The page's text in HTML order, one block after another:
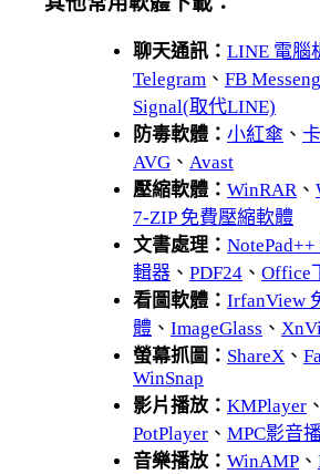
聊天通訊： LINE 電腦
Telegram 、 FB
Signal(取代LINE)
防毒軟體： 小紅傘 、
AVG 、 Avast
壓縮軟體： WinRAR、
7-ZIP 免費壓縮軟體
文書處理：
輯器 、 PDF24 、 Office
看圖軟體： IrfanView
體 、 ImageGlass 、
螢幕抓圖： ShareX 、
WinSnap
影片播放： KMPlayer 、
PotPlayer 、 MPC影音
音樂播放： WinAMP 、